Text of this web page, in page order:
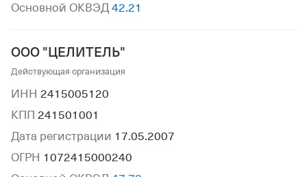
Основной ОКВЭД 42.21
ООО "ЦЕЛИТЕЛЬ"
Действующая организация
ИНН 2415005120
КПП 241501001
Дата регистрации 17.05.2007
ОГРН 1072415000240